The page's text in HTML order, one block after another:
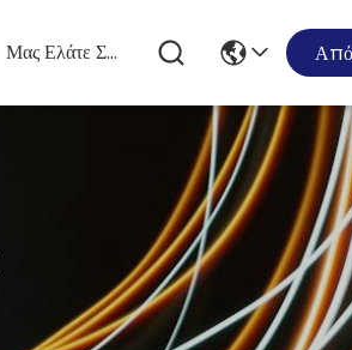
Μας Ελάτε Σε Επαφή Με